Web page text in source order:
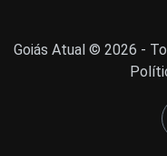
Goiás Atual © 2026 -